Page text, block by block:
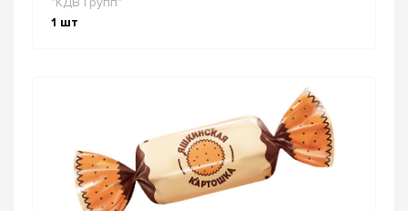
1 шт